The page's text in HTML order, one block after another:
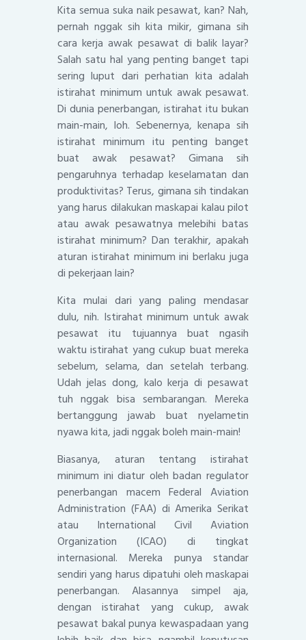
Kita semua suka naik pesawat, kan? Nah,
pernah nggak sih kita mikir, gimana sih
cara kerja awak pesawat di balik layar?
Salah satu hal yang penting banget tapi
sering luput dari perhatian kita adalah
istirahat minimum untuk awak pesawat.
Di dunia penerbangan, istirahat itu bukan
main-main, loh. Sebenernya, kenapa sih
istirahat minimum itu penting banget
buat awak pesawat? Gimana sih
pengaruhnya terhadap keselamatan dan
produktivitas? Terus, gimana sih tindakan
yang harus dilakukan maskapai kalau pilot
atau awak pesawatnya melebihi batas
istirahat minimum? Dan terakhir, apakah
aturan istirahat minimum ini berlaku juga
di pekerjaan lain?
Kita mulai dari yang paling mendasar
dulu, nih. Istirahat minimum untuk awak
pesawat itu tujuannya buat ngasih
waktu istirahat yang cukup buat mereka
sebelum, selama, dan setelah terbang.
Udah jelas dong, kalo kerja di pesawat
tuh nggak bisa sembarangan. Mereka
bertanggung jawab buat nyelametin
nyawa kita, jadi nggak boleh main-main!
Biasanya, aturan tentang istirahat
minimum ini diatur oleh badan regulator
penerbangan macem Federal Aviation
Administration (FAA) di Amerika Serikat
atau International Civil Aviation
Organization (ICAO) di tingkat
internasional. Mereka punya standar
sendiri yang harus dipatuhi oleh maskapai
penerbangan. Alasannya simpel aja,
dengan istirahat yang cukup, awak
pesawat bakal punya kewaspadaan yang